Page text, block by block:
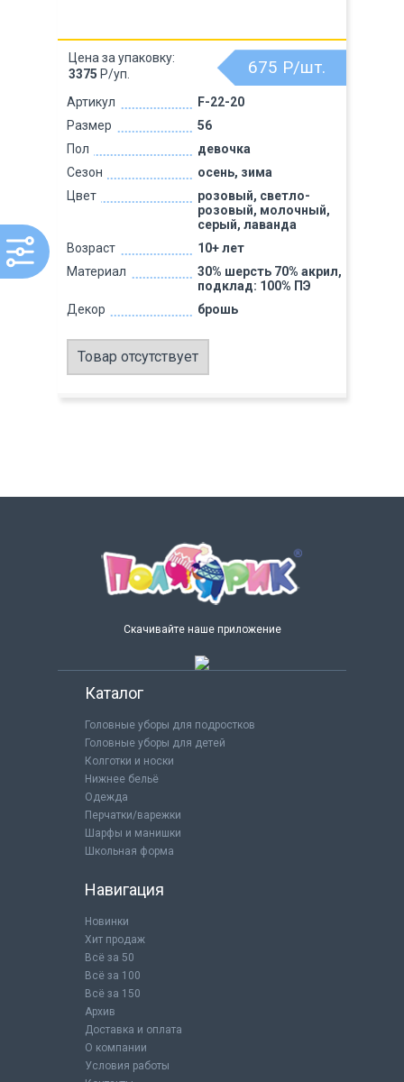
Артикул
F-22-20
Размер
56
Пол
девочка
Сезон
осень, зима
Цвет
розовый, светло-
розовый, молочный,
серый, лаванда
Возраст
10+ лет
Материал
30% шерсть 70% акрил,
подклад: 100% ПЭ
Декор
брошь
675 Р/шт.
Цена за упаковку:
3375 Р/уп.
Товар отсутствует
Скачивайте наше приложение
Каталог
Головные уборы для подростков
Головные уборы для детей
Колготки и носки
Нижнее бельё
Одежда
Перчатки/варежки
Шарфы и манишки
Школьная форма
Навигация
Новинки
Хит продаж
Всё за 50
Всё за 100
Всё за 150
Архив
Доставка и оплата
О компании
Условия работы